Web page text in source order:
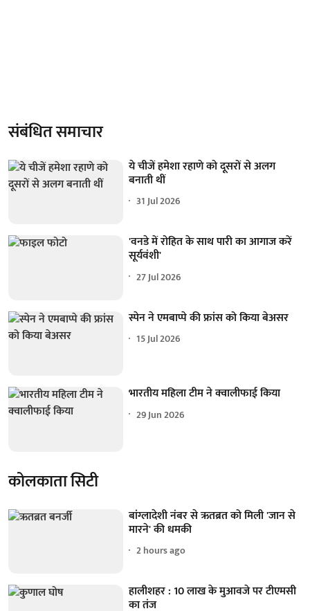
संबंधित समाचार
ये चीजें हमेशा रहाणे को दूसरों से अलग
बनाती थीं
31 Jul 2026
'वनडे में रोहित के साथ पारी का आगाज करें
सूर्यवंशी'
27 Jul 2026
स्पेन ने एमबाप्पे की फ्रांस को किया बेअसर
15 Jul 2026
भारतीय महिला टीम ने क्वालीफाई किया
29 Jun 2026
कोलकाता सिटी
बांग्लादेशी नंबर से ऋतब्रत को मिली 'जान से
मारने' की धमकी
2 hours ago
हालीशहर : 10 लाख के मुआवजे पर टीएमसी
का तंज